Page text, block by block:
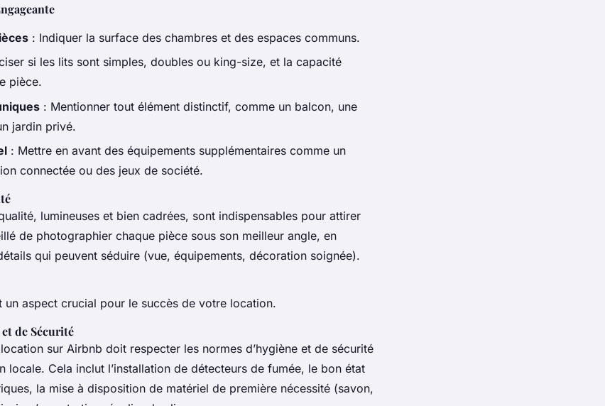
: Indiquer la surface des chambres et des espaces communs.
si les lits sont simples, doubles ou king-size, et la capacité
pièce.
: Mentionner tout élément distinctif, comme un balcon, une
jardin privé.
: Mettre en avant des équipements supplémentaires comme un
connectée ou des jeux de société.
lumineuses et bien cadrées, sont indispensables pour attirer
de photographier chaque pièce sous son meilleur angle, en
qui peuvent séduire (vue, équipements, décoration soignée).
un aspect crucial pour le succès de votre location.
de Sécurité
sur Airbnb doit respecter les normes d’hygiène et de sécurité
locale. Cela inclut l’installation de détecteurs de fumée, le bon état
la mise à disposition de matériel de première nécessité (savon,